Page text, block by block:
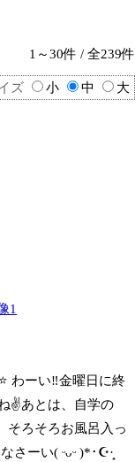
1～30件 / 全239件
ズ 小 中 大
わーい‼️金曜日に終
✌️あとは、自学の
そろそろお風呂入っ
さーい( ᵕᴗᵕ )*･☪︎·̩͙